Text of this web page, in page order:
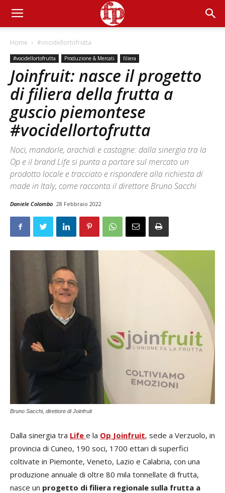
Home #vocidellortofrutta
#vocidellortofrutta Produzione & Mercati filiera
Joinfruit: nasce il progetto
di filiera della frutta a
guscio piemontese
#vocidellortofrutta
Noci, mandorle, arachidi e castagne: dalla sinergia tra la
Op e il brand Life si punta a portare sul mercato un
prodotto locale e tracciato e rispondere alla richiesta di
made in Italy, come racconta il direttore Bruno Sacchi
Daniele Colombo 28 Febbraio 2022
Bruno Sacchi, direttore di Joinfruit
Dalla sinergia tra Life e la Op Joinfruit, sede a Verzuolo, in
provincia di Cuneo, 190 soci, 1700 ettari di superfici
coltivate in Piemonte, Veneto, Lazio e Calabria, con una
produzione annuale di oltre 80 mila tonnellate di frutta,
nasce un progetto di filiera regionale sulla frutta a